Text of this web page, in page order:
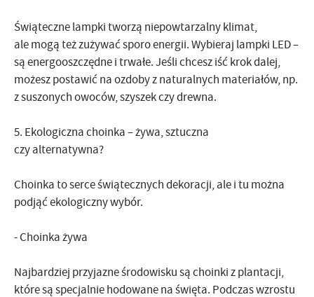
Świąteczne lampki tworzą niepowtarzalny klimat,
ale mogą też zużywać sporo energii. Wybieraj lampki LED–
są energooszczędne i trwałe. Jeśli chcesz iść krok dalej,
możesz postawić naozdoby z naturalnych materiałów, np.
z suszonych owoców, szyszek czy drewna.
5. Ekologiczna choinka – żywa, sztuczna
czy alternatywna?
Choinka to serce świątecznych dekoracji, ale i tu można
podjąć ekologiczny wybór.
- Choinka żywa
Najbardziej przyjazne środowisku sąchoinki z plantacji,
które są specjalnie hodowane na święta. Podczas wzrostu